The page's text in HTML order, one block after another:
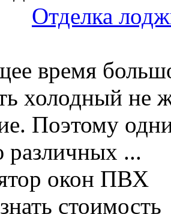
Отделка
время
холодный не
Поэтому
...